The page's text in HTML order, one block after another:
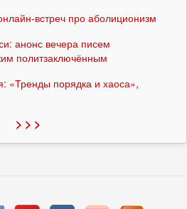
встреч про аболиционизм
анонс вечера писем
политзаключённым
«Тренды порядка и хаоса»,
> > >